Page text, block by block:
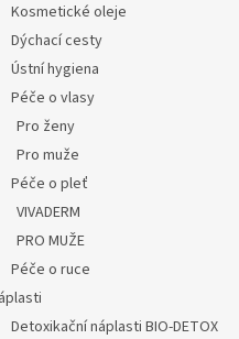
Kosmetické oleje
Dýchací cesty
Ústní hygiena
Péče o vlasy
Pro ženy
Pro muže
Péče o pleť
VIVADERM
PRO MUŽE
Péče o ruce
Detoxikační náplasti BIO-DETOX